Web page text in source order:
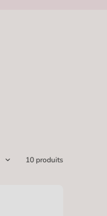
10 produits